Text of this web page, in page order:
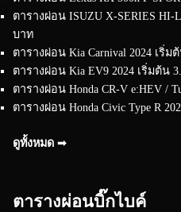
ตารางผ่อน ISUZU X-SERIES HI-
บาท
ตารางผ่อน Kia Carnival 2024 เริ่
ตารางผ่อน Kia EV9 2024 เริ่มต้น
ตารางผ่อน Honda CR-V e:HEV /
ตารางผ่อน Honda Civic Type R
ดูทั้งหมด ➟
ตารางผ่อนบิ๊กไบค์